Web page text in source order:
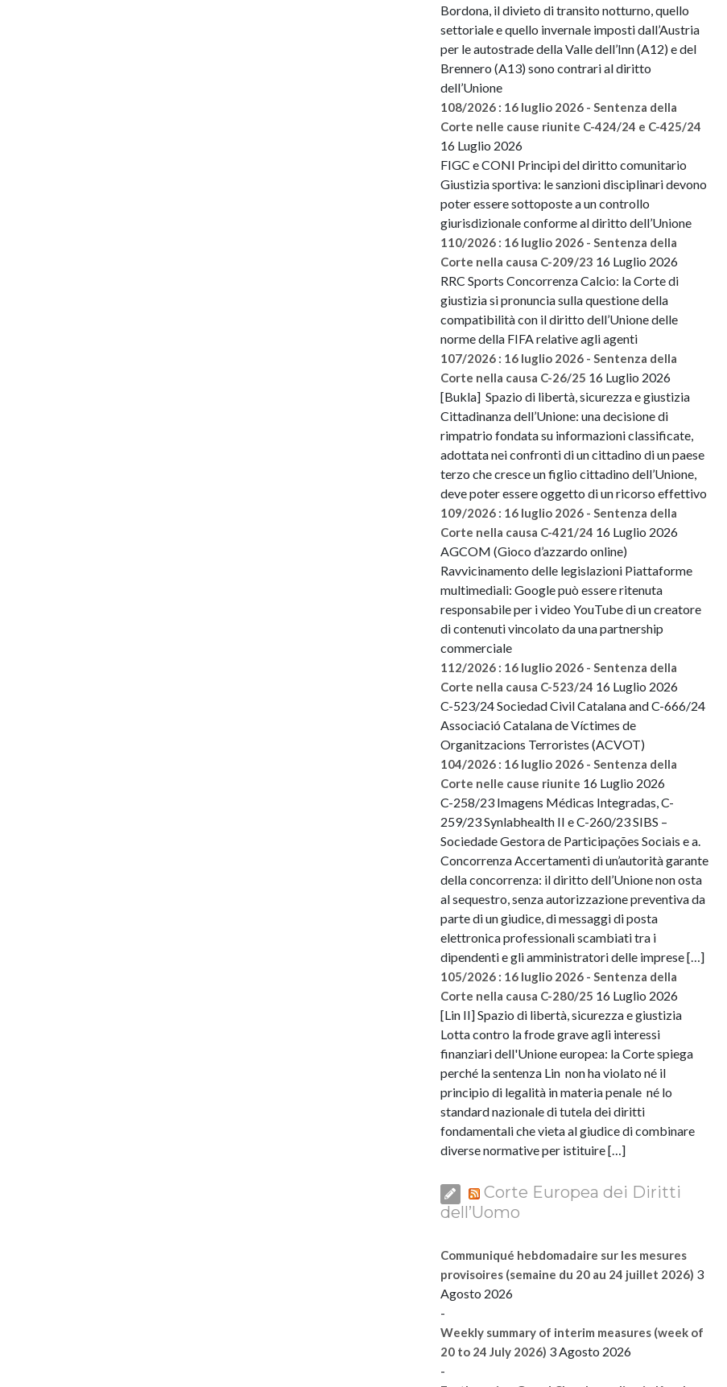
Bordona, il divieto di transito notturno, quello
settoriale e quello invernale imposti dall’Austria
per le autostrade della Valle dell’Inn (A12) e del
Brennero (A13) sono contrari al diritto
dell’Unione
108/2026 : 16 luglio 2026 - Sentenza della
Corte nelle cause riunite C-424/24 e C-425/24
16 Luglio 2026
FIGC e CONI Principi del diritto comunitario
Giustizia sportiva: le sanzioni disciplinari devono
poter essere sottoposte a un controllo
giurisdizionale conforme al diritto dell’Unione
110/2026 : 16 luglio 2026 - Sentenza della
Corte nella causa C-209/23 16 Luglio 2026
RRC Sports Concorrenza Calcio: la Corte di
giustizia si pronuncia sulla questione della
compatibilità con il diritto dell’Unione delle
norme della FIFA relative agli agenti
107/2026 : 16 luglio 2026 - Sentenza della
Corte nella causa C-26/25 16 Luglio 2026
[Bukla] Spazio di libertà, sicurezza e giustizia
Cittadinanza dell’Unione: una decisione di
rimpatrio fondata su informazioni classificate,
adottata nei confronti di un cittadino di un paese
terzo che cresce un figlio cittadino dell’Unione,
deve poter essere oggetto di un ricorso effettivo
109/2026 : 16 luglio 2026 - Sentenza della
Corte nella causa C-421/24 16 Luglio 2026
AGCOM (Gioco d’azzardo online)
Ravvicinamento delle legislazioni Piattaforme
multimediali: Google può essere ritenuta
responsabile per i video YouTube di un creatore
di contenuti vincolato da una partnership
commerciale
112/2026 : 16 luglio 2026 - Sentenza della
Corte nella causa C-523/24 16 Luglio 2026
C-523/24 Sociedad Civil Catalana and C-666/24
Associació Catalana de Víctimes de
Organitzacions Terroristes (ACVOT)
104/2026 : 16 luglio 2026 - Sentenza della
Corte nelle cause riunite 16 Luglio 2026
C-258/23 Imagens Médicas Integradas, C-
259/23 Synlabhealth II e C-260/23 SIBS –
Sociedade Gestora de Participações Sociais e a.
Concorrenza Accertamenti di un’autorità garante
della concorrenza: il diritto dell’Unione non osta
al sequestro, senza autorizzazione preventiva da
parte di un giudice, di messaggi di posta
elettronica professionali scambiati tra i
dipendenti e gli amministratori delle imprese […]
105/2026 : 16 luglio 2026 - Sentenza della
Corte nella causa C-280/25 16 Luglio 2026
[Lin II] Spazio di libertà, sicurezza e giustizia
Lotta contro la frode grave agli interessi
finanziari dell'Unione europea: la Corte spiega
perché la sentenza Lin non ha violato né il
principio di legalità in materia penale né lo
standard nazionale di tutela dei diritti
fondamentali che vieta al giudice di combinare
diverse normative per istituire […]
Corte Europea dei Diritti
dell’Uomo
Communiqué hebdomadaire sur les mesures
provisoires (semaine du 20 au 24 juillet 2026) 3
Agosto 2026
-
Weekly summary of interim measures (week of
20 to 24 July 2026) 3 Agosto 2026
-